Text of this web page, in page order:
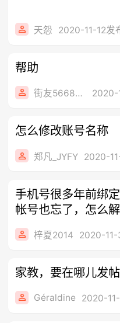
天怨 2020-11-12发
帮助
街友56684401 2020-
怎么修改账号名称
郑凡_JYFY 2020-
手机号很多年前绑
帐号也忘了，怎么
梓夏2014 2020-11-
家教，要在哪儿发帖
Géraldine 2020-